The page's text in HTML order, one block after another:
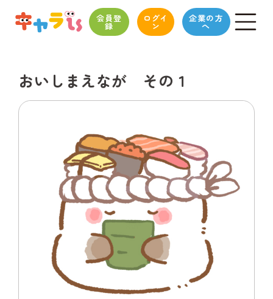
会員登
録
ログイ
ン
企業の方
へ
おいしまえなが その１